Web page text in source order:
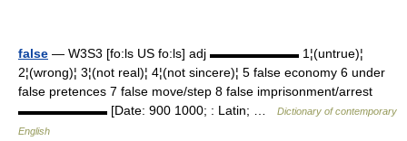
false — W3S3 [fo:ls US fo:ls] adj ▬▬▬▬▬▬▬ 1¦(untrue)¦
2¦(wrong)¦ 3¦(not real)¦ 4¦(not sincere)¦ 5 false economy 6 under
false pretences 7 false move/step 8 false imprisonment/arrest
▬▬▬▬▬▬▬ [Date: 900 1000; : Latin; …
Dictionary of contemporary
English